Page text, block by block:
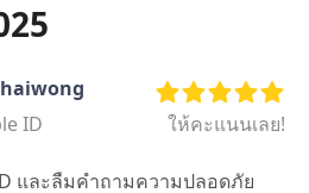
New
ID ให้คะแนนเลย!
และลืมคำถามความปลอดภัย